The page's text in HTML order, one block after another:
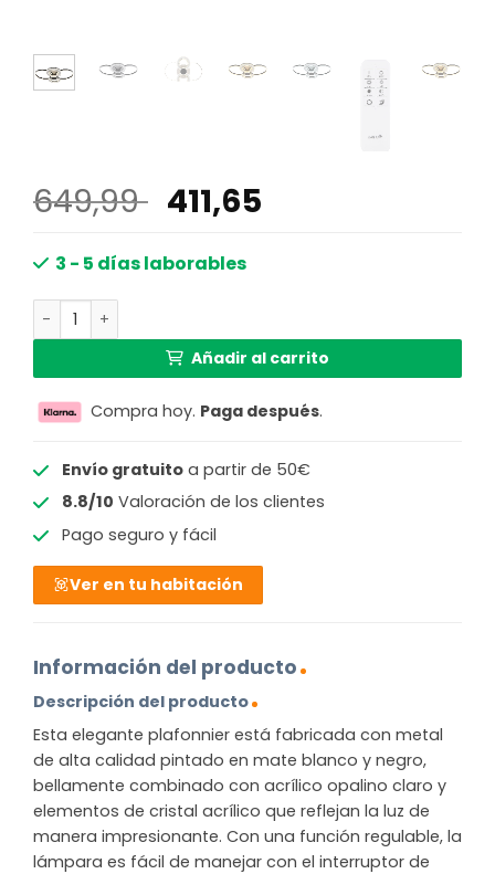
649,99 El
precio
original
411,65
3 - 5 días laborables
Lámpara de techo regulable y elegante con control
Añadir al carrito
Compra hoy. Paga después.
Envío gratuitoa partir de 50€
8.8/10 Valoración de los clientes
Pago seguro y fácil
Ver en tu habitación
Información del producto
Descripción del producto
Esta elegante plafonnier está fabricada con metal
de alta calidad pintado en mate blanco y negro,
bellamente combinado con acrílico opalino claro y
elementos de cristal acrílico que reflejan la luz de
manera impresionante. Con una función regulable, la
lámpara es fácil de manejar con el interruptor de